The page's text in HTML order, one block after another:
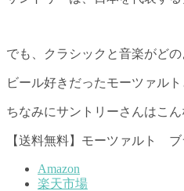
でも、クラシックと音楽がど
ビール好きだったモーツァル
ちなみにサントリーさんはこん
【送料無料】モーツァルト
Amazon
楽天市場